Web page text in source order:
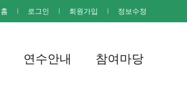
홈 I 로그인 I 회원가입 I 정보수정
연수안내 참여마당